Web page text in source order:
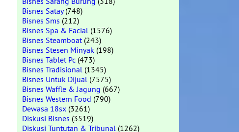
Bisnes Satay(748)
Bisnes Sms (212)
Bisnes Spa & Facial (1576)
Bisnes Steamboat(243)
Bisnes Stesen Minyak (198)
Bisnes Tablet Pc (473)
Bisnes Tradisional (1345)
Bisnes Untuk Dijual (7575)
Bisnes Waffle & Jagung (667)
Bisnes Western Food (790)
Dewasa 18sx (3261)
Diskusi Bisnes (3519)
Diskusi Tuntutan & Tribunal (1262)